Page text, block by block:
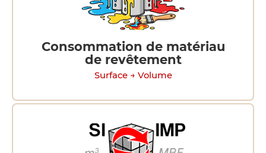
Consommation de matériau
de revêtement
Surface → Volume